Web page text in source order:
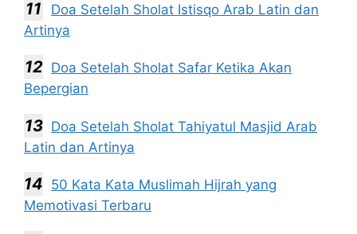
Doa Setelah Sholat Istisqo Arab Latin dan
Artinya
Doa Setelah Sholat Safar Ketika Akan
Bepergian
Doa Setelah Sholat Tahiyatul Masjid Arab
Latin dan Artinya
50 Kata Kata Muslimah Hijrah yang
Memotivasi Terbaru